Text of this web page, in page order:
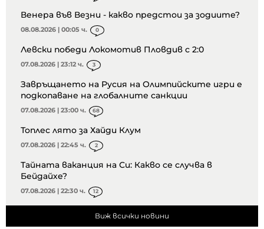
Венера във Везни - какво предстои за зодиите?
08.08.2026 | 00:05 ч. 0
Левски победи Локомотив Пловдив с 2:0
07.08.2026 | 23:12 ч. 3
Завръщането на Русия на Олимпийските игри е
подкопаване на глобалните санкции
07.08.2026 | 23:00 ч. 68
Топлес лято за Хайди Клум
07.08.2026 | 22:45 ч. 2
Тайната ваканция на Си: Какво се случва в
Бейдайхе?
07.08.2026 | 22:30 ч. 12
Виж всички новини